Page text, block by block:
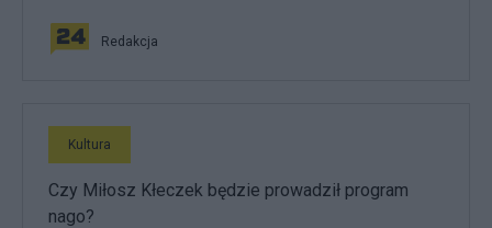
Redakcja
Kultura
Czy Miłosz Kłeczek będzie prowadził program
nago?